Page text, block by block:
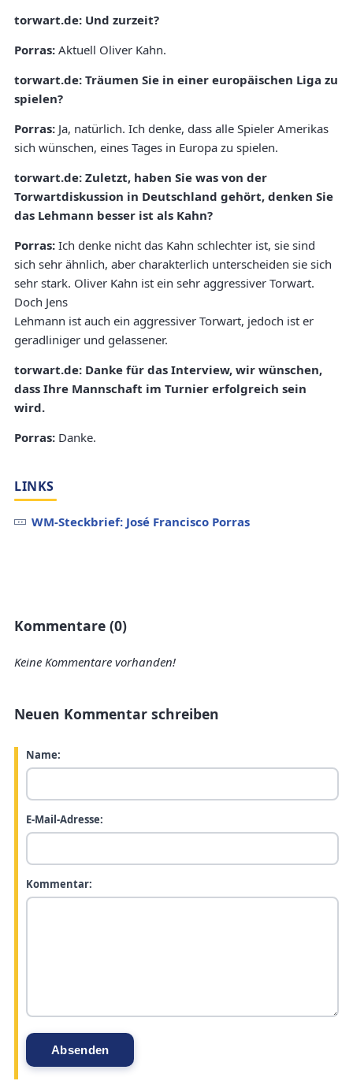
torwart.de: Und zurzeit?
Porras: Aktuell Oliver Kahn.
torwart.de: Träumen Sie in einer europäischen Liga zu
spielen?
Porras: Ja, natürlich. Ich denke, dass alle Spieler Amerikas
sich wünschen, eines Tages in Europa zu spielen.
torwart.de: Zuletzt, haben Sie was von der
Torwartdiskussion in Deutschland gehört, denken Sie
das Lehmann besser ist als Kahn?
Porras: Ich denke nicht das Kahn schlechter ist, sie sind
sich sehr ähnlich, aber charakterlich unterscheiden sie sich
sehr stark. Oliver Kahn ist ein sehr aggressiver Torwart.
Doch Jens
Lehmann ist auch ein aggressiver Torwart, jedoch ist er
geradliniger und gelassener.
torwart.de: Danke für das Interview, wir wünschen,
dass Ihre Mannschaft im Turnier erfolgreich sein
wird.
Porras: Danke.
LINKS
WM-Steckbrief: José Francisco Porras
Kommentare (0)
Keine Kommentare vorhanden!
Neuen Kommentar schreiben
Name:
E-Mail-Adresse:
Kommentar: